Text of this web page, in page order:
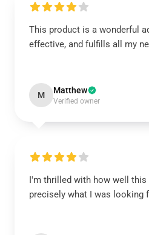
This product is a wonderful
effective, and fulfills all my
M Matthew
Verified owner
I'm thrilled with how well this
precisely what I was looking